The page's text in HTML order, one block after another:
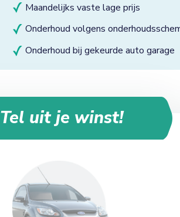
Maandelijks vaste lage prijs
Onderhoud volgens
Onderhoud bij gekeurde auto garage
Tel uit je winst!